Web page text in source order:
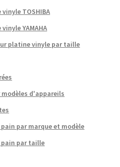
TOSHIBA
YAMAHA
platine vinyle par taille
modèles d'appareils
par marque et modèle
pain par taille